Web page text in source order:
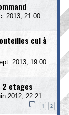
2013, 21:00
cul à
2013, 19:00
2 etages
2012, 22:21
1 2